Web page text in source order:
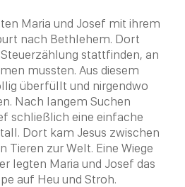
Maria und Josef mit ihrem
nach Bethlehem. Dort
stattfinden, an
mussten. Aus diesem
überfüllt und nirgendwo
Nach langem Suchen
schließlich eine einfache
Dort kam Jesus zwischen
Tieren zur Welt. Eine Wiege
legten Maria und Josef das
auf Heu und Stroh.